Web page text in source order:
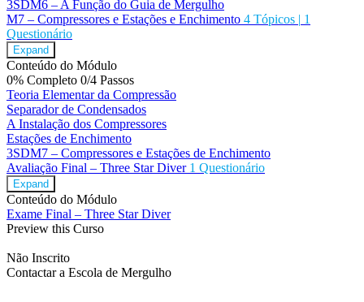
3SDM6 – A Função do Guia de Mergulho
M7 – Compressores e Estações e Enchimento 4 Tópicos | 1
Questionário
Expand
Conteúdo do Módulo
0% Completo 0/4 Passos
Teoria Elementar da Compressão
Separador de Condensados
A Instalação dos Compressores
Estações de Enchimento
3SDM7 – Compressores e Estações de Enchimento
Avaliação Final – Three Star Diver 1 Questionário
Expand
Conteúdo do Módulo
Exame Final – Three Star Diver
Preview this Curso
Não Inscrito
Contactar a Escola de Mergulho